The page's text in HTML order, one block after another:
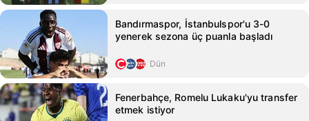
Bandırmaspor, İstanbulspor'u 3-0
yenerek sezona üç puanla başladı
Dün
Fenerbahçe, Romelu Lukaku'yu transfer
etmek istiyor